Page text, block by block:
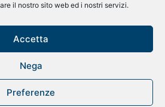
il nostro sito web ed i nostri servizi.
Accetta
Nega
Preferenze
on line dal 2020